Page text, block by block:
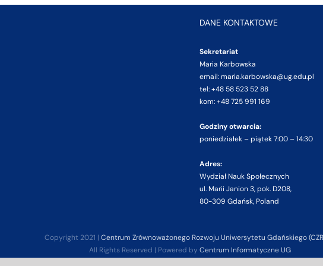
DANE KONTAKTOWE
Sekretariat
Maria Karbowska
email: maria.karbowska@ug.edu.pl
tel: +48 58 523 52 88
kom: +48 725 991 169
Godziny otwarcia:
poniedziałek – piątek 7:00 – 14:30
Adres:
Wydział Nauk Społecznych
ul. Marii Janion 3, pok. D208,
80-309 Gdańsk, Poland
Copyright 2021 | Centrum Zrównoważonego Rozwoju Uniwersytetu Gdańskiego
All Rights Reserved | Powered by Centrum Informatyczne UG